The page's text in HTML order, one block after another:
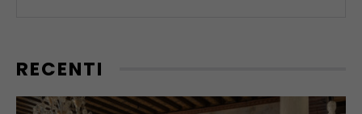
RECENTI